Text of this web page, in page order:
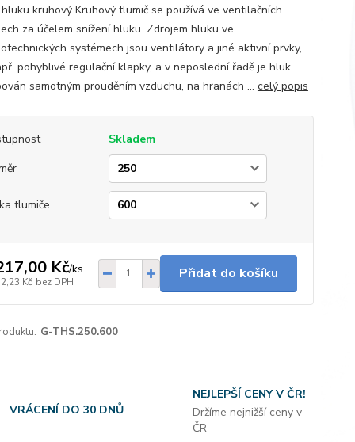
kruhový Kruhový tlumič se používá ve ventilačních
za účelem snížení hluku. Zdrojem hluku ve
systémech jsou ventilátory a jiné aktivní prvky,
pohyblivé regulační klapky, a v neposlední řadě je hluk
samotným prouděním vzduchu, na hranách ... celý popis
Skladem
tlumiče
Kč/ks
Kč bez DPH
Přidat do košíku
G-THS.250.600
VRÁCENÍ DO 30 DNŮ
NEJLEPŠÍ CENY V ČR!
Držíme nejnižší ceny v
ČR